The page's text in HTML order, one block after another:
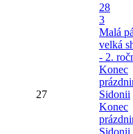
27
28
3
Malá
velká
- 2.
Konec
Sidonii
Konec
Sidonii